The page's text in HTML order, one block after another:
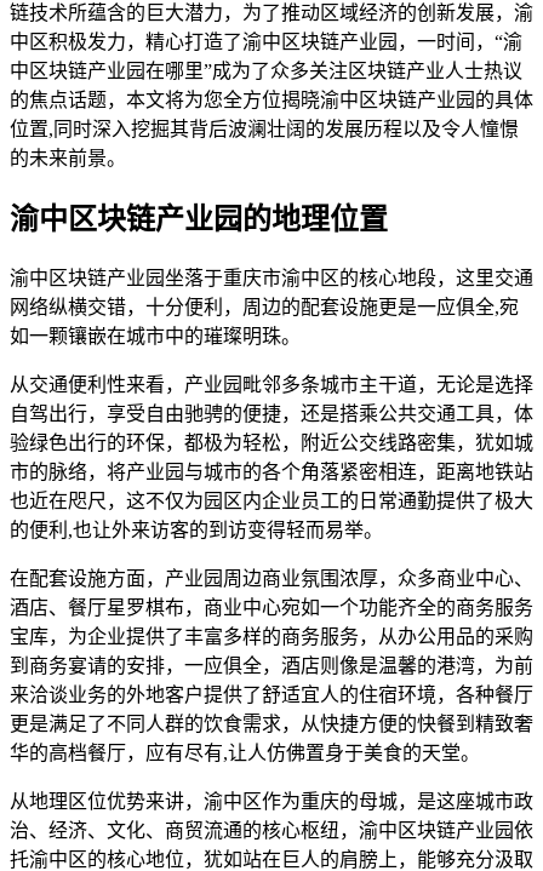
链技术所蕴含的巨大潜力，为了推动区域经济的创新发展，渝
中区积极发力，精心打造了渝中区块链产业园，一时间，“渝
中区块链产业园在哪里”成为了众多关注区块链产业人士热议
的焦点话题，本文将为您全方位揭晓渝中区块链产业园的具体
位置,同时深入挖掘其背后波澜壮阔的发展历程以及令人憧憬
的未来前景。
渝中区块链产业园的地理位置
渝中区块链产业园坐落于重庆市渝中区的核心地段，这里交通
网络纵横交错，十分便利，周边的配套设施更是一应俱全,宛
如一颗镶嵌在城市中的璀璨明珠。
从交通便利性来看，产业园毗邻多条城市主干道，无论是选择
自驾出行，享受自由驰骋的便捷，还是搭乘公共交通工具，体
验绿色出行的环保，都极为轻松，附近公交线路密集，犹如城
市的脉络，将产业园与城市的各个角落紧密相连，距离地铁站
也近在咫尺，这不仅为园区内企业员工的日常通勤提供了极大
的便利,也让外来访客的到访变得轻而易举。
在配套设施方面，产业园周边商业氛围浓厚，众多商业中心、
酒店、餐厅星罗棋布，商业中心宛如一个功能齐全的商务服务
宝库，为企业提供了丰富多样的商务服务，从办公用品的采购
到商务宴请的安排，一应俱全，酒店则像是温馨的港湾，为前
来洽谈业务的外地客户提供了舒适宜人的住宿环境，各种餐厅
更是满足了不同人群的饮食需求，从快捷方便的快餐到精致奢
华的高档餐厅，应有尽有,让人仿佛置身于美食的天堂。
从地理区位优势来讲，渝中区作为重庆的母城，是这座城市政
治、经济、文化、商贸流通的核心枢纽，渝中区块链产业园依
托渝中区的核心地位，犹如站在巨人的肩膀上，能够充分汲取